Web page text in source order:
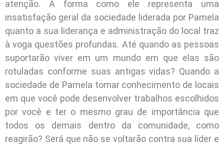
atenção. A forma como ele representa uma
insatisfação geral da sociedade liderada por Pamela
quanto a sua liderança e administração do local traz
à voga questões profundas. Até quando as pessoas
suportarão viver em um mundo em que elas são
rotuladas conforme suas antigas vidas? Quando a
sociedade de Pamela tomar conhecimento de locais
em que você pode desenvolver trabalhos escolhidos
por você e ter o mesmo grau de importância que
todos os demais dentro da comunidade, como
reagirão? Será que não se voltarão contra sua líder e